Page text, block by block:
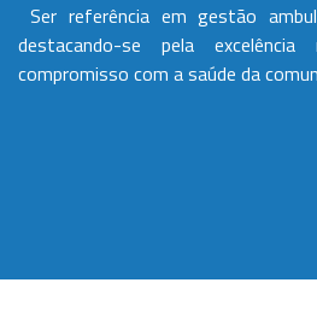
Ser referência em gestão
destacando-se pela
compromisso com a saúde da